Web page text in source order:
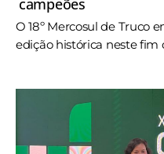
campeões
O 18º Mercosul de Truco
edição histórica neste fim